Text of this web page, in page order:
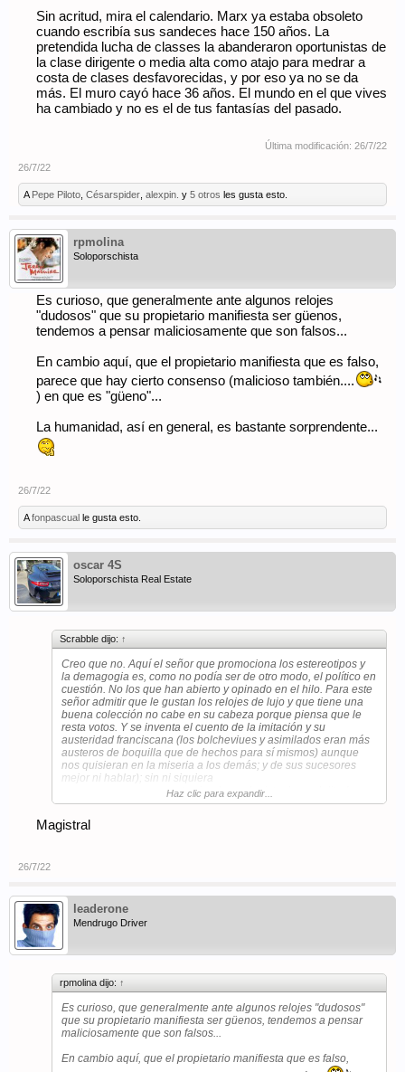
Sin acritud, mira el calendario. Marx ya estaba obsoleto
cuando escribía sus sandeces hace 150 años. La
pretendida lucha de classes la abanderaron oportunistas de
la clase dirigente o media alta como atajo para medrar a
costa de clases desfavorecidas, y por eso ya no se da
más. El muro cayó hace 36 años. El mundo en el que vives
ha cambiado y no es el de tus fantasías del pasado.
Última modificación: 26/7/22
26/7/22
A Pepe Piloto Césarspider alexpin. y 5 otros les gusta esto.
rpmolina
Soloporschista
Es curioso, que generalmente ante algunos relojes
"dudosos" que su propietario manifiesta ser güenos,
tendemos a pensar maliciosamente que son falsos...
En cambio aquí, que el propietario manifiesta que es falso,
parece que hay cierto consenso (malicioso también....
) en que es "güeno"...
La humanidad, así en general, es bastante sorprendente...
26/7/22
Afonpascual le gusta esto.
oscar 4S
Soloporschista Real Estate
Scrabble dijo: ↑
Creo que no. Aquí el señor que promociona los estereotipos y
la demagogia es, como no podía ser de otro modo, el político en
cuestión. No los que han abierto y opinado en el hilo. Para este
señor admitir que le gustan los relojes de lujo y que tiene una
buena colección no cabe en su cabeza porque piensa que le
resta votos. Y se inventa el cuento de la imitación y su
austeridad franciscana (los bolcheviues y asimilados eran más
austeros de boquilla que de hechos para sí mismos) aunque
nos quisieran en la miseria a los demás; y de sus sucesores
mejor ni hablar); sin ni siquiera
pararse a pensar que esta siendo apologista de un delito (o se
ha dado cuenta, pero le resulta menos malo que romper el
que, efectivamente, no pueda justificar de dónde ha obtenido
dices combatir mientras lo defiendes, y su desfachatez para
soltar la mentira más estúpida que le ha pasado por la cabeza.
escribía sus sandeces hace 150 años. La pretendida lucha de
media alta como atajo para medrar a costa de clases
desfavorecidas, y por eso ya no se da más. El muro cayó hace
36 años. El mundo en el que vives ha cambiado y no es el de
tus fantasías del pasado.
Haz clic para expandir...
Magistral
26/7/22
leaderone
Mendrugo Driver
rpmolina dijo: ↑
Es curioso, que generalmente ante algunos relojes "dudosos"
que su propietario manifiesta ser güenos, tendemos a pensar
maliciosamente que son falsos...
En cambio aquí, que el propietario manifiesta que es falso,